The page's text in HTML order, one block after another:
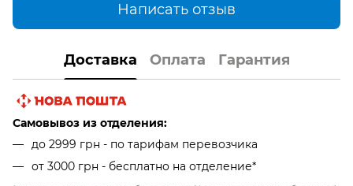
Написать отзыв
Доставка Оплата Гарантия
Самовывоз из отделения:
до 2999 грн - по тарифам перевозчика
от 3000 грн - бесплатно на отделение*